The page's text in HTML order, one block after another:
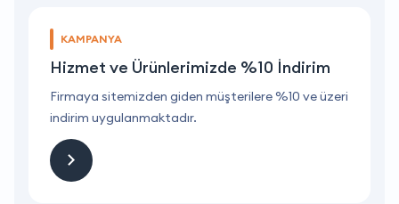
KAMPANYA
Hizmet ve Ürünlerimizde %10 İndirim
Firmaya sitemizden giden müşterilere %10 ve üzeri
indirim uygulanmaktadır.